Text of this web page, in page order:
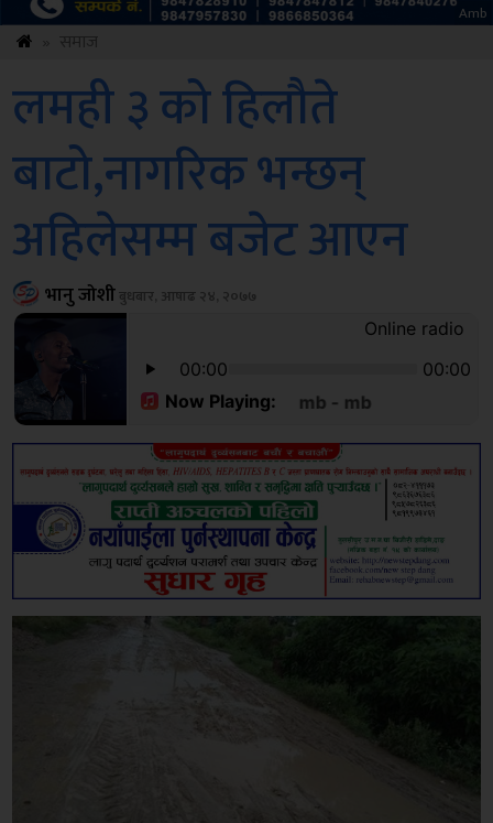
ksbus
लमही ३ को हिलौते
बाटो,नागरिक भन्छन्
अहिलेसम्म बजेट आएन
भानु जोशीबुधबार, आषाढ २४, २०७७